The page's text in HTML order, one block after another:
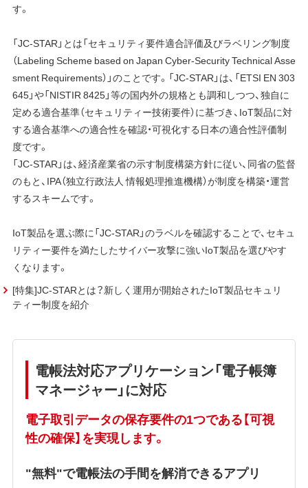
す。
「JC-STAR」とは「セキュリティ要件適合評価及びラベリング制度
（Labeling Scheme based on Japan Cyber-Security Technical Asse
sment Requirements）」のことです。「JC-STAR」は、「ETSI EN 303
645」や「NISTIR 8425」等の国内外の規格とも調和しつつ、独自に
定める適合基準（セキュリティー技術要件）に基づき、IoT製品に対
する適合基準への適合性を確認・可視化する日本の適合性評価制
度です。
「JC-STAR」は、経済産業省の示す制度構築方針に従い、同省の監督
のもと、IPA（独立行政法人 情報処理推進機構）が制度を構築・運営
するスキームです。
IoT製品を選ぶ際に「JC-STAR」のラベルを確認することで、セキュ
リティー要件を満たしたサイバー攻撃に強いIoT製品を選びやす
くなります。
[特集]JC-STARとは？新しく運用が開始されたIoT製品セキュリ
ティー制度を紹介
電帳法対応アプリケーション「電子帳簿
マネージャー」に対応
電子取引データの保存要件の1つである【可視
性の確保】を実現します。
"無料"で電帳法の手間を解消できるアプリ